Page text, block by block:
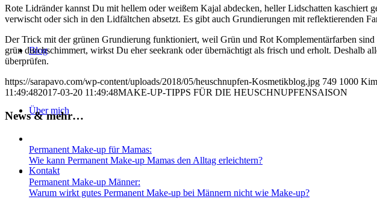
Blog
Über mich
Kontakt
Rote Lidränder kannst Du mit hellem oder weißem Kajal abdecken, heller Lidschatten kaschiert
verwischt oder sich in den Lidfältchen absetzt. Es gibt auch Grundierungen mit reflektierenden
Der Trick mit der grünen Grundierung funktioniert, weil Grün und Rot Komplementärfarben
grün durchschimmert, wirkst Du eher seekrank oder übernächtigt als frisch und erholt. Deshalb
überprüfen.
https://sarapavo.com/wp-content/uploads/2018/05/heuschnupfen-Kosmetikblog.jpg 749 1000
11:49:482017-03-20 11:49:48MAKE-UP-TIPPS FÜR DIE HEUSCHNUPFENSAISON
News & mehr…
Permanent Make-up für Mamas:
Wie kann Permanent Make-up Mamas den Alltag erleichtern?
Permanent Make-up Männer:
Warum wirkt gutes Permanent Make-up bei Männern nicht wie Make-up?